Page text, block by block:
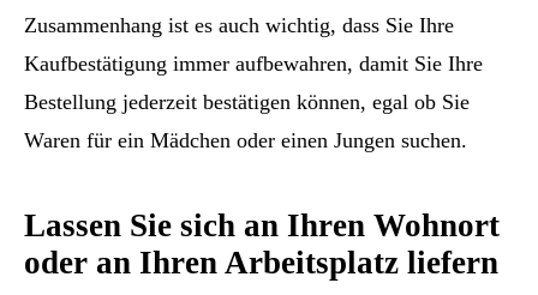
Zusammenhang ist es auch wichtig, dass Sie Ihre
Kaufbestätigung immer aufbewahren, damit Sie Ihre
Bestellung jederzeit bestätigen können, egal ob Sie
Waren für ein Mädchen oder einen Jungen suchen.
Lassen Sie sich an Ihren Wohnort
oder an Ihren Arbeitsplatz liefern